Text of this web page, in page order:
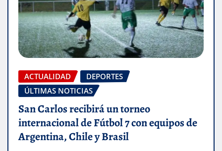
ACTUALIDAD
DEPORTES
ÚLTIMAS NOTICIAS
San Carlos recibirá un torneo
internacional de Fútbol 7 con equipos de
Argentina, Chile y Brasil